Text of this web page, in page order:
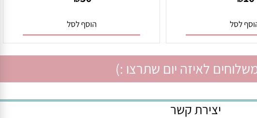
₪
₪30
לאיזה יום שתרצו :)